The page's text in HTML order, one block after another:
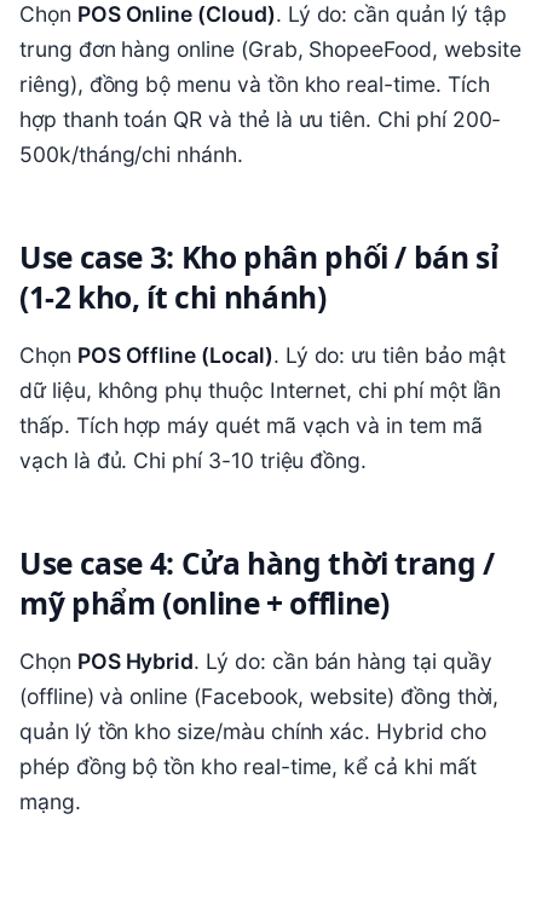
Chọn POS Online (Cloud). Lý do: cần quản lý tập
trung đơn hàng online (Grab, ShopeeFood, website
riêng), đồng bộ menu và tồn kho real-time. Tích
hợp thanh toán QR và thẻ là ưu tiên. Chi phí 200-
500k/tháng/chi nhánh.
Use case 3: Kho phân phối / bán sỉ
(1-2 kho, ít chi nhánh)
Chọn POS Offline (Local). Lý do: ưu tiên bảo mật
dữ liệu, không phụ thuộc Internet, chi phí một lần
thấp. Tích hợp máy quét mã vạch và in tem mã
vạch là đủ. Chi phí 3-10 triệu đồng.
Use case 4: Cửa hàng thời trang /
mỹ phẩm (online + offline)
Chọn POS Hybrid. Lý do: cần bán hàng tại quầy
(offline) và online (Facebook, website) đồng thời,
quản lý tồn kho size/màu chính xác. Hybrid cho
phép đồng bộ tồn kho real-time, kể cả khi mất
mạng.